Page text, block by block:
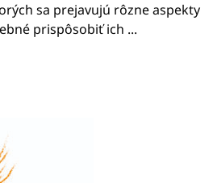
sa prejavujú rôzne aspekty
prispôsobiť ich ...